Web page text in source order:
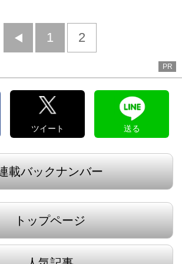
前
1 2
PR
ツイート 送る
載バックナンバー
トップページ